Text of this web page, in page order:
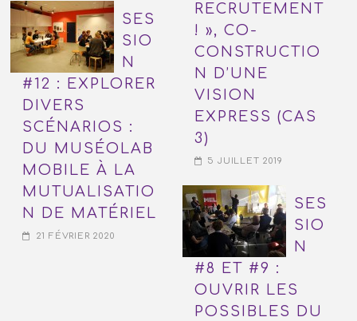
SES
SIO
N
#12 : EXPLORER
DIVERS
SCÉNARIOS :
DU MUSÉOLAB
MOBILE À LA
MUTUALISATIO
N DE MATÉRIEL
21 FÉVRIER 2020
RECRUTEMENT
! », CO-
CONSTRUCTIO
N D’UNE
VISION
EXPRESS (CAS
3)
5 JUILLET 2019
SES
SIO
N
#8 ET #9 :
OUVRIR LES
POSSIBLES DU